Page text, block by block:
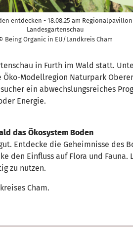
entdecken - 18.08.25 am
Landesgartenschau
Being Organic in EU/Landkreis Cham
in Furth im Wald statt.
Modellregion Naturpark
ein abwechslungsreiches
Energie.
das Ökosystem Boden
Entdecke die Geheimnisse des
den Einfluss auf Flora und
zu nutzen.
Cham.